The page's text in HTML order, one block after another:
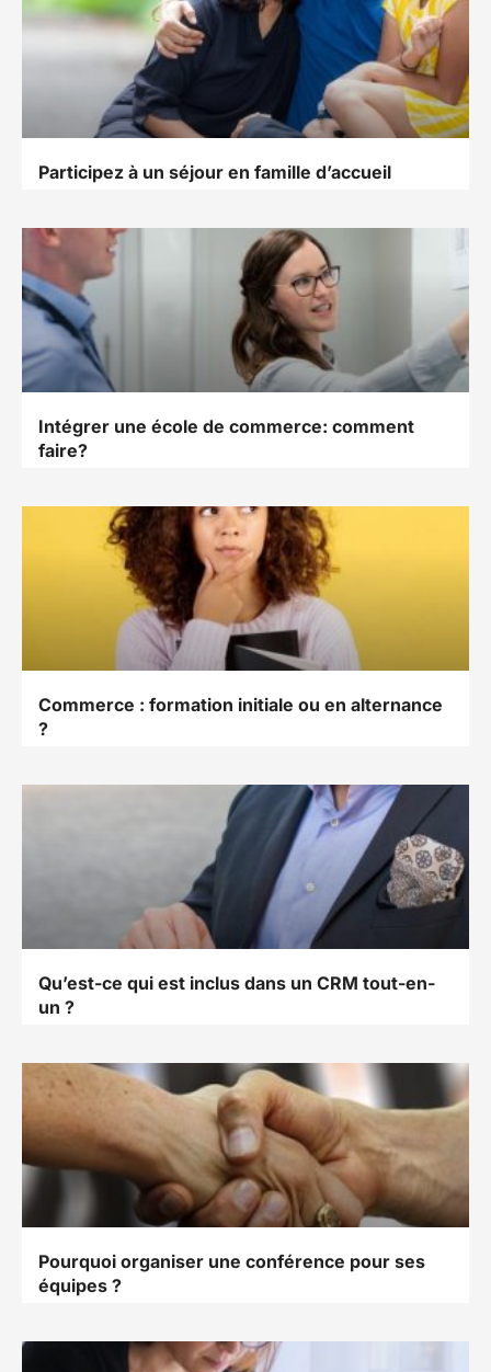
Participez à un séjour en famille d’accueil
Intégrer une école de commerce: comment
faire?
Commerce : formation initiale ou en alternance
?
Qu’est-ce qui est inclus dans un CRM tout-en-
un ?
Pourquoi organiser une conférence pour ses
équipes ?